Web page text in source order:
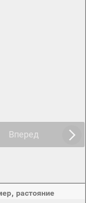
Вперед
, растояние